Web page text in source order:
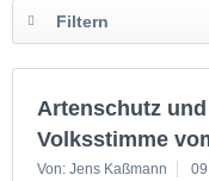
Filtern
Artenschutz
Volksstimme
Von: Jens Kaßmann